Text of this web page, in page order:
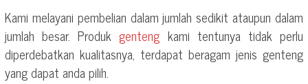
Kami melayani pembelian dalam jumlah sedikit ataupun dalam
jumlah besar. Produkgenteng kami tentunya tidak perlu
diperdebatkan kualitasnya, terdapat beragam jenis genteng
yang dapat anda pilih.